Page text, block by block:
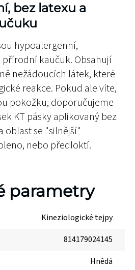
bez latexu a
hypoalergenní,
kaučuk. Obsahují
nežádoucích látek, které
reakce. Pokud ale víte,
pokožku, doporučujeme
KT pásky aplikovaný bez
oblast se "silnější"
nebo předloktí.
parametry
Kineziologické tejpy
814179024145
Hnědá